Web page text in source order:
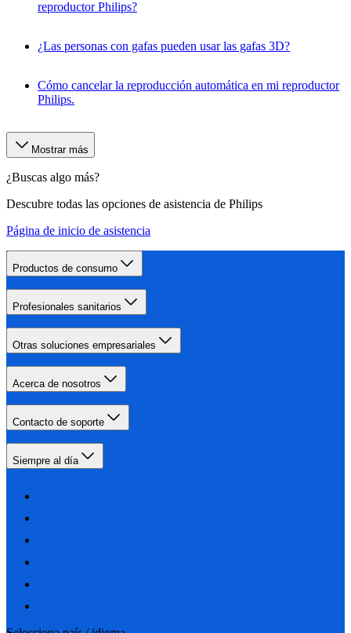
reproductor Philips?
¿Las personas con gafas pueden usar las gafas 3D?
Cómo cancelar la reproducción automática en mi reproductor
Philips.
Mostrar más
¿Buscas algo más?
Descubre todas las opciones de asistencia de Philips
Página de inicio de asistencia
Productos de consumo
Profesionales sanitarios
Otras soluciones empresariales
Acerca de nosotros
Contacto de soporte
Siempre al día